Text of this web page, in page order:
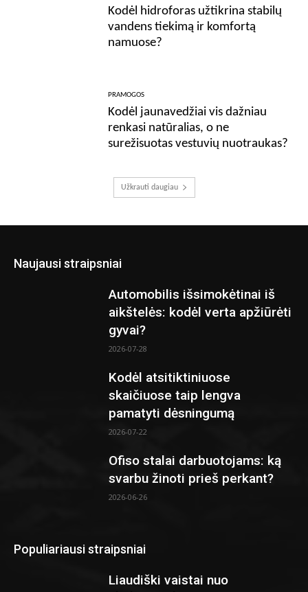
Kodėl hidroforas užtikrina stabilų
vandens tiekimą ir komfortą
namuose?
PRAMOGOS
Kodėl jaunavedžiai vis dažniau
renkasi natūralias, o ne
surežisuotas vestuvių nuotraukas?
Užkrauti daugiau
Naujausi straipsniai
Automobilis išsimokėtinai iš
aikštelės: kodėl verta apžiūrėti
gyvai?
2026-07-28
Kodėl atsitiktiniuose
skaičiuose taip lengva
pamatyti dėsningumą
2026-07-22
Ofiso stalai darbuotojams: ką
svarbu žinoti prieš perkant?
2026-06-26
Populiariausi straipsniai
Liaudiški vaistai nuo